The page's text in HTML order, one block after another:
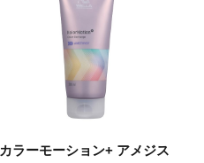
カラーモーション+ アメジス